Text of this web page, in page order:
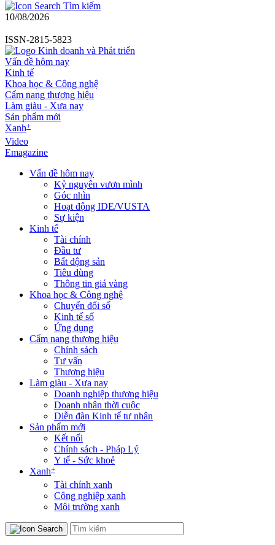
Tìm kiếm
10/08/2026
ISSN-2815-5823
Vấn đề hôm nay
Kinh tế
Khoa học & Công nghệ
Cẩm nang thương hiệu
Làm giàu - Xưa nay
Sản phẩm mới
Xanh+
Video
Emagazine
Vấn đề hôm nay
Kỷ nguyên vươn mình
Góc nhìn
Hoạt động IDE/VUSTA
Sự kiện
Kinh tế
Tài chính
Đầu tư
Bất động sản
Tiêu dùng
Thông tin giá vàng
Khoa học & Công nghệ
Chuyển đổi số
Kinh tế số
Ứng dụng
Cẩm nang thương hiệu
Chính sách
Tư vấn
Thương hiệu
Làm giàu - Xưa nay
Doanh nghiệp thương hiệu
Doanh nhân thời cuộc
Diễn đàn Kinh tế tư nhân
Sản phẩm mới
Kết nối
Chính sách - Pháp Lý
Y tế - Sức khoẻ
Xanh+
Tài chính xanh
Công nghiệp xanh
Môi trường xanh